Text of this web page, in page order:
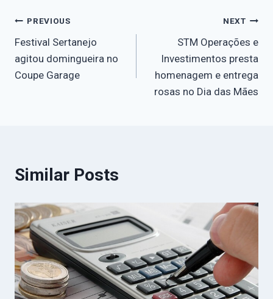
PREVIOUS
Festival Sertanejo
agitou domingueira no
Coupe Garage
NEXT
STM Operações e
Investimentos presta
homenagem e entrega
rosas no Dia das Mães
Similar Posts